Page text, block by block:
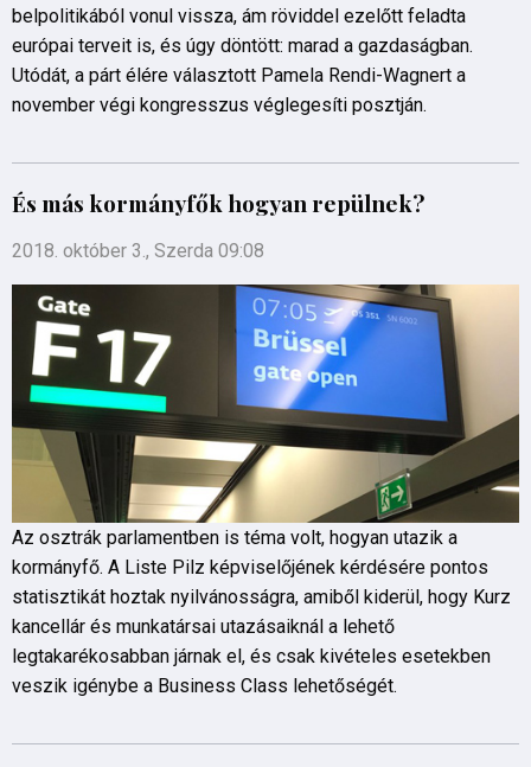
belpolitikából vonul vissza, ám röviddel ezelőtt feladta
európai terveit is, és úgy döntött: marad a gazdaságban.
Utódát, a párt élére választott Pamela Rendi-Wagnert a
november végi kongresszus véglegesíti posztján.
És más kormányfők hogyan repülnek?
2018. október 3., Szerda 09:08
Az osztrák parlamentben is téma volt, hogyan utazik a
kormányfő. A Liste Pilz képviselőjének kérdésére pontos
statisztikát hoztak nyilvánosságra, amiből kiderül, hogy Kurz
kancellár és munkatársai utazásaiknál a lehető
legtakarékosabban járnak el, és csak kivételes esetekben
veszik igénybe a Business Class lehetőségét.